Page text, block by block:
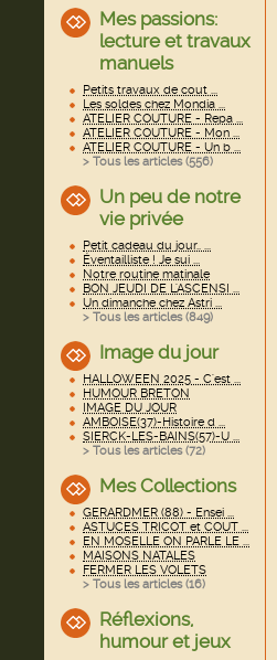
Mes passions:
lecture et travaux
manuels
Petits travaux de cout ...
Les soldes chez Mondia ...
ATELIER COUTURE - Repa ...
ATELIER COUTURE - Mon ...
ATELIER COUTURE - Un b ...
> Tous les articles (556)
Un peu de notre
vie privée
Petit cadeau du jour.. ...
Éventailliste ! Je sui ...
Notre routine matinale
BON JEUDI DE L'ASCENSI ...
Un dimanche chez Astri ...
> Tous les articles (849)
Image du jour
HALLOWEEN 2025 - C'est ...
HUMOUR BRETON
IMAGE DU JOUR
AMBOISE(37)-Histoire d ...
SIERCK-LES-BAINS(57)-U ...
> Tous les articles (72)
Mes Collections
GERARDMER (88) - Ensei ...
ASTUCES TRICOT et COUT ...
EN MOSELLE ON PARLE LE ...
MAISONS NATALES
FERMER LES VOLETS
> Tous les articles (16)
Réflexions,
humour et jeux